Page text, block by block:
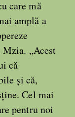
care mă
amplă a
„Acest
că
și că,
Cel mai
pentru noi